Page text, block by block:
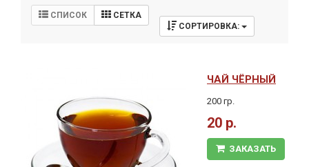
СПИСОК
СЕТКА
СОРТИРОВКА:
ЧАЙ ЧЁРНЫЙ
200 гр.
20 р.
ЗАКАЗАТЬ